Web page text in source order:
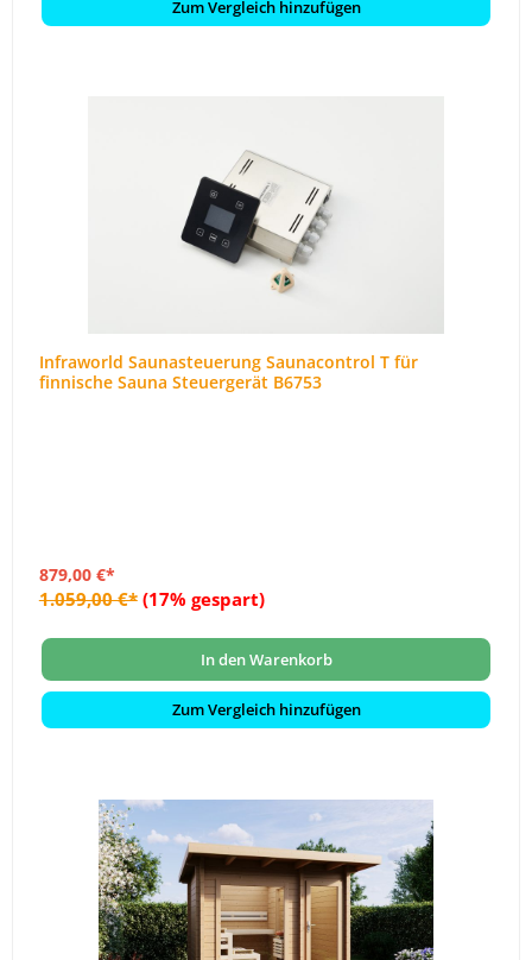
Zum Vergleich hinzufügen
Infraworld Saunasteuerung Saunacontrol T für
finnische Sauna Steuergerät B6753
879,00 €*
1.059,00 €* (17% gespart)
In den Warenkorb
Zum Vergleich hinzufügen